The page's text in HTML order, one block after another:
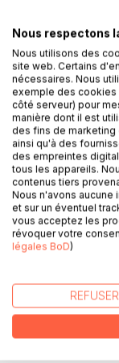
DESCRIPTION
La collection «
possibilité de tout
Alphonse Daudet
complète que
La rédaction,
spécialiste
Cette fiche de
Ce livre contient
présentation du
succès, les
Nous respectons
Nous utilisons des
site web. Certains
nécessaires. Nous
exemple des cookies
côté serveur) pour
manière dont il est
des fins de
ainsi qu'à des
des empreintes
tous les appareils.
contenus tiers
Nous n'avons aucune
et sur un éventuel
vous acceptez les
révoquer votre
légales BoD)
REFUSER